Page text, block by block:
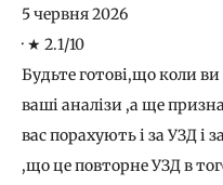
5 червня 2026
· ★ 2.1/10
Будьте готові,що коли
ваші аналізи ,а ще
вас порахують і за УЗД
,що це повторне УЗД в